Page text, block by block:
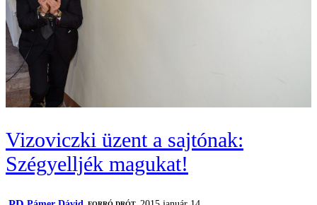
Vizoviczki üzent a sajtónak:
Szégyelljék magukat!